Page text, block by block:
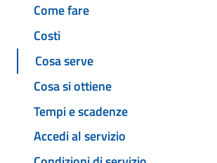
Come fare
Costi
Cosa serve
Cosa si ottiene
Tempi e scadenze
Accedi al servizio